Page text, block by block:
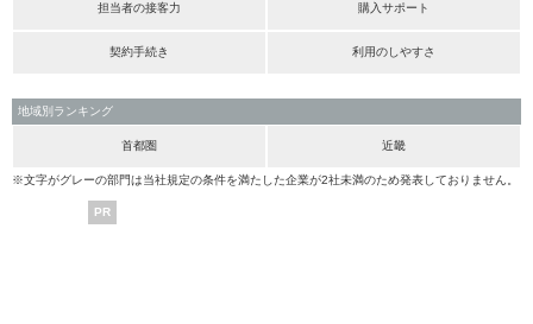
担当者の接客力 購入サポート
契約手続き 利用のしやすさ
地域別ランキング
首都圏 近畿
※文字がグレーの部門は当社規定の条件を満たした企業が2社未満のため発表しておりません。
PR